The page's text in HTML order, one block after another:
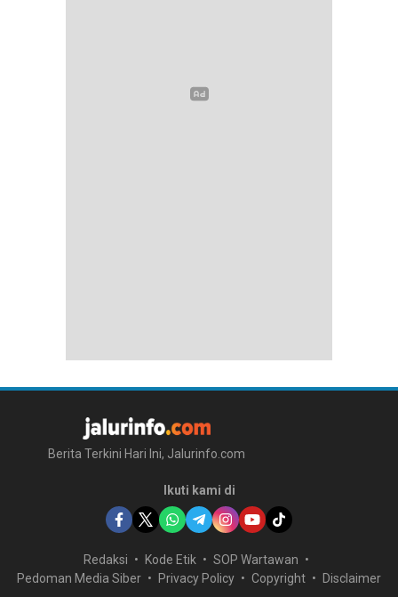
Berita Terkini Hari Ini, Jalurinfo.com
Ikuti kami di
Redaksi Kode Etik
SOP Wartawan
Pedoman Media Siber
Privacy Policy Copyright Disclaimer